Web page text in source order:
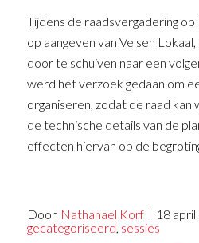
Tijdens de raadsvergadering
op aangeven van Velsen
door te schuiven naar een
werd het verzoek gedaan om
organiseren, zodat de raad kan
de technische details van de
effecten hiervan op de
Door Nathanael Korf | 18
gecategoriseerd sessies